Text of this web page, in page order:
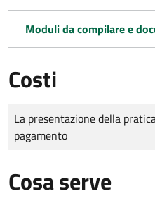
Moduli da compilare e
Costi
Tipo di pagamento
Importo
La presentazione della
pagamento
Cosa serve